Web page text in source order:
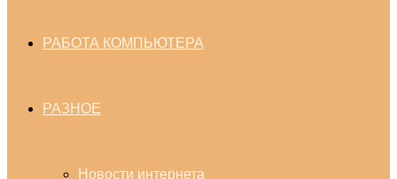
РАБОТА КОМПЬЮТЕРА
РАЗНОЕ
Новости интернета